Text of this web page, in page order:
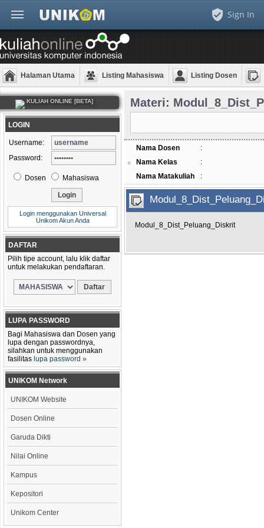
Sign In
Halaman Utama Listing Mahasiswa Listing Dosen
KULIAH ONLINE [BETA]
LOGIN
Username:
Password:
Dosen Mahasiswa
Login menggunakan Universal
Unikom Akun Anda
DAFTAR
Pilih tipe account, lalu klik daftar
untuk melakukan pendaftaran.
LUPA PASSWORD
Bagi Mahasiswa dan Dosen yang
lupa dengan passwordnya,
silahkan untuk menggunakan
fasilitas lupa password »
UNIKOM Network
UNIKOM Website
Dosen Online
Garuda Dikti
Nilai Online
Kampus
Kepositori
Unikom Center
Materi:
Nama Dosen
:
Nama Kelas
:
Nama Matakuliah
:
Modul_8_Dist_Peluang_Diskrit